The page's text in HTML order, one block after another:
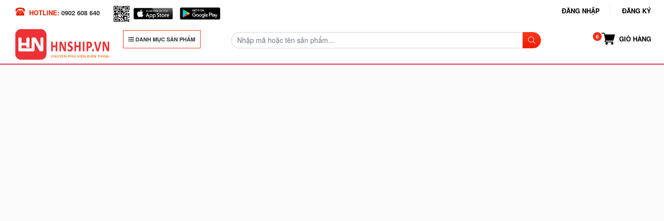
HOTLINE: 0902 608 640 ĐĂNG NHẬP ĐĂNG KÝ
DANH MỤC SẢN PHẨM GIỎ HÀNG